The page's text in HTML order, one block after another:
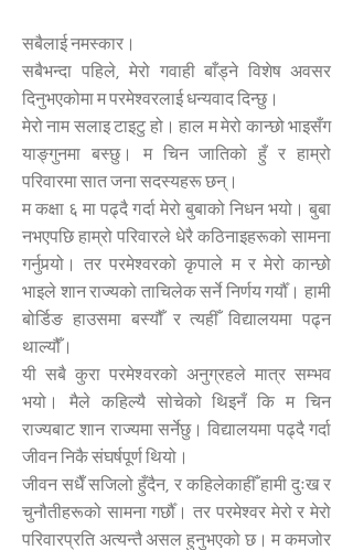
सबैलाई नमस्कार।
सबैभन्दा पहिले, मेरो गवाही बाँड्ने विशेष अवसर
दिनुभएकोमा म परमेश्वरलाई धन्यवाद दिन्छु।
मेरो नाम सलाइ टाइटु हो। हाल म मेरो कान्छो भाइसँग
याङ्गुनमा बस्छु। म चिन जातिको हुँ र हाम्रो
परिवारमा सात जना सदस्यहरू छन्।
म कक्षा ६ मा पढ्दै गर्दा मेरो बुबाको निधन भयो। बुबा
नभएपछि हाम्रो परिवारले धेरै कठिनाइहरूको सामना
गर्नुपर्‍यो। तर परमेश्वरको कृपाले म र मेरो कान्छो
भाइले शान राज्यको ताचिलेक सर्ने निर्णय गर्यौँ। हामी
बोर्डिङ हाउसमा बस्यौँ र त्यहीँ विद्यालयमा पढ्न
थाल्यौँ।
यी सबै कुरा परमेश्वरको अनुग्रहले मात्र सम्भव
भयो। मैले कहिल्यै सोचेको थिइनँ कि म चिन
राज्यबाट शान राज्यमा सर्नेछु। विद्यालयमा पढ्दै गर्दा
जीवन निकै संघर्षपूर्ण थियो।
जीवन सधैँ सजिलो हुँदैन, र कहिलेकाहीँ हामी दुःख र
चुनौतीहरूको सामना गर्छौँ। तर परमेश्वर मेरो र मेरो
परिवारप्रति अत्यन्तै असल हुनुभएको छ। म कमजोर